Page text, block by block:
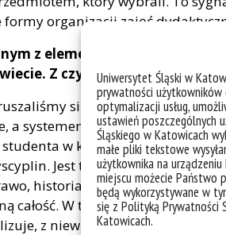
Uniwersytet Śląski w
prywatności
optymalizacji usług,
ustawień poszczególnych
Śląskiego w Katowicach
małe pliki tekstowe
użytkownika na
miejscu możecie Państwo
będą wykorzystywane w
się z Polityką Prywatności
Katowicach.
organizacji zajęć
z elementów pracy był
Z czyich doświadczeń
się między systemem
a systemem raczej sztywnym,
studenta w kreowaniu programu
Jest to bardzo popularne
historia i ekonomia tworzą
całość. W tym drugim
z niewielkimi możliwościami